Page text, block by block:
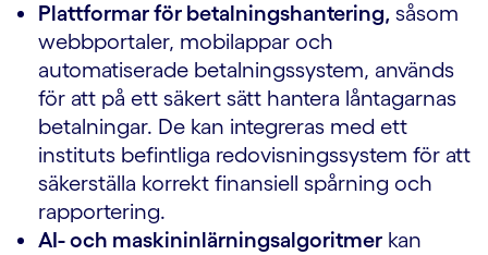
Plattformar för betalningshantering, såsom
webbportaler, mobilappar och
automatiserade betalningssystem, används
för att på ett säkert sätt hantera låntagarnas
betalningar. De kan integreras med ett
instituts befintliga redovisningssystem för att
säkerställa korrekt finansiell spårning och
rapportering.
AI- och maskininlärningsalgoritmer kan